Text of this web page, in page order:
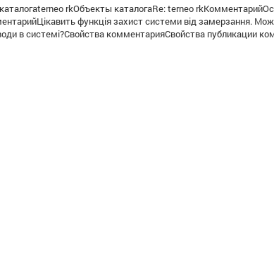
rkОбъекты каталогаRe: terneo
функція захист системи від замерзання.
в системі?Свойства комментарияСвойства публикации